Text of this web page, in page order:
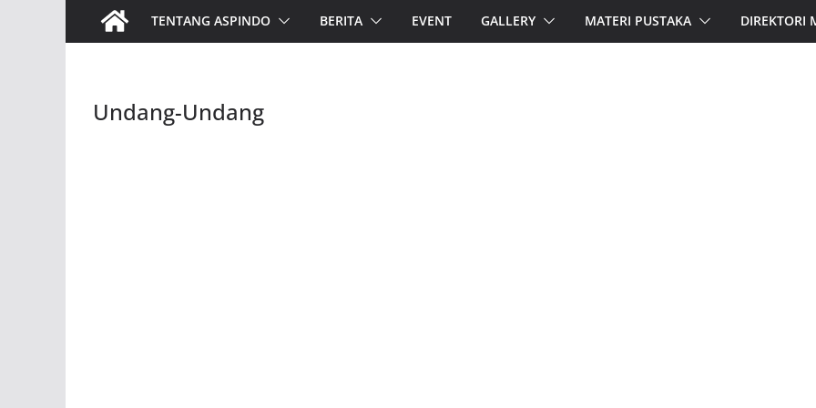
TENTANG ASPINDO BERITA EVENT GALLERY MATERI PUSTAKA DIREKTORI
Undang-Undang